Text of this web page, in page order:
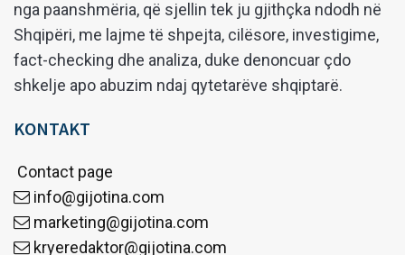
nga paanshmëria, që sjellin tek ju gjithçka ndodh në
Shqipëri, me lajme të shpejta, cilësore, investigime,
fact-checking dhe analiza, duke denoncuar çdo
shkelje apo abuzim ndaj qytetarëve shqiptarë.
KONTAKT
Contact page
info@gijotina.com
marketing@gijotina.com
kryeredaktor@gijotina.com